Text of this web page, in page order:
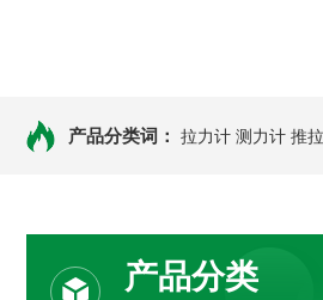
产品分类词： 拉力计 测力计 推
产品分类